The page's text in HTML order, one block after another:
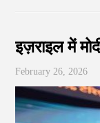
इज़राइल में
February 26, 2026